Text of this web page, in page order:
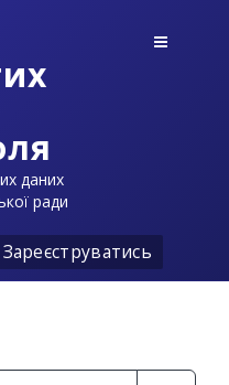
даних
ради
Зареєструватись